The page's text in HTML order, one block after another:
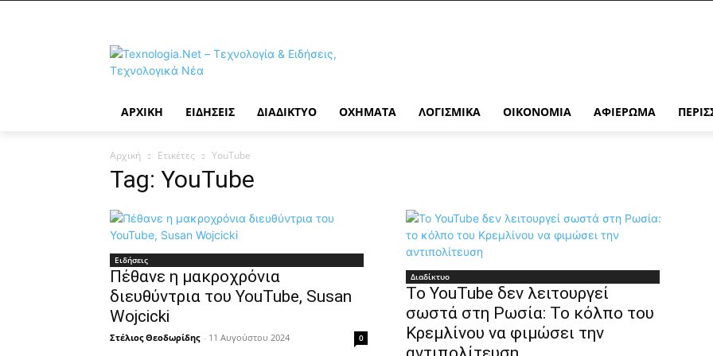
ΑΡΧΙΚΉ ΕΙΔΉΣΕΙΣ ΔΙΑΔΊΚΤΥΟ ΟΧΉΜΑΤΑ ΛΟΓΙΣΜΙΚΆ ΟΙΚΟΝΟΜΊΑ ΑΦΙΈΡΩΜΑ
Αρχική Ετικέτες YouTube
Tag: YouTube
Ειδήσεις
Πέθανε η μακροχρόνια
διευθύντρια του YouTube, Susan
Wojcicki
Στέλιος Θεοδωρίδης - 11 Αυγούστου 2024 0
Διαδίκτυο
Το YouTube δεν λειτουργεί
σωστά στη Ρωσία: Το κόλπο του
Κρεμλίνου να φιμώσει την